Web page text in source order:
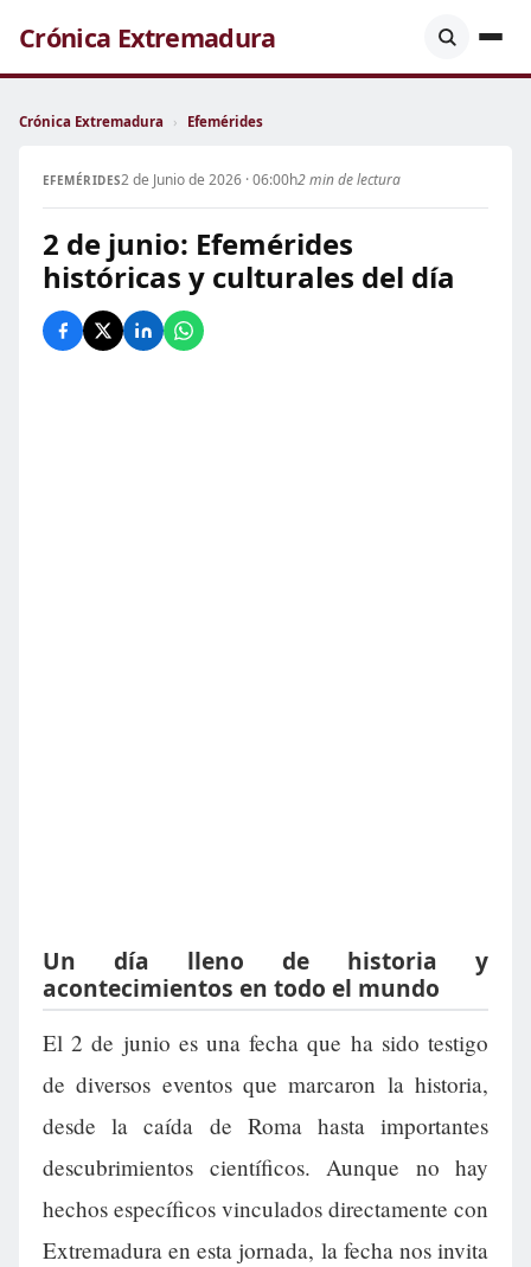
Crónica Extremadura
Crónica Extremadura › Efemérides
EFEMÉRIDES2 de Junio de 2026 · 06:00h2 min de lectura
2 de junio: Efemérides
históricas y culturales del día
Un día lleno de historia y
acontecimientos en todo el mundo
El 2 de junio es una fecha que ha sido testigo
de diversos eventos que marcaron la historia,
desde la caída de Roma hasta importantes
descubrimientos científicos. Aunque no hay
hechos específicos vinculados directamente con
Extremadura en esta jornada, la fecha nos invita